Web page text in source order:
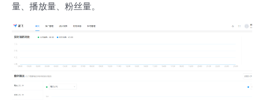
量、播放量、粉丝量。